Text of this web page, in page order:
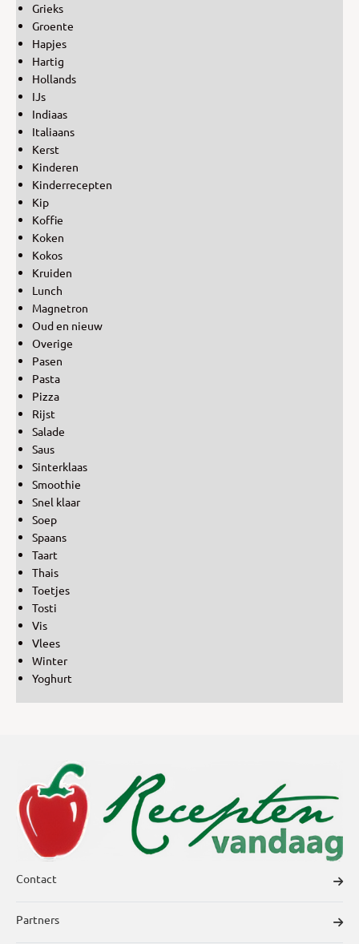
Grieks
Groente
Hapjes
Hartig
Hollands
IJs
Indiaas
Italiaans
Kerst
Kinderen
Kinderrecepten
Kip
Koffie
Koken
Kokos
Kruiden
Lunch
Magnetron
Oud en nieuw
Overige
Pasen
Pasta
Pizza
Rijst
Salade
Saus
Sinterklaas
Smoothie
Snel klaar
Soep
Spaans
Taart
Thais
Toetjes
Tosti
Vis
Vlees
Winter
Yoghurt
Contact
Partners